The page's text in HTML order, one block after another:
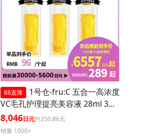
88直降
1号仓-fru:C 五合一高浓度
VC毛孔护理提亮美容液 28ml 3个
装 减少毛孔 懒人护肤
8,046日元约350.86元
销量 1000+